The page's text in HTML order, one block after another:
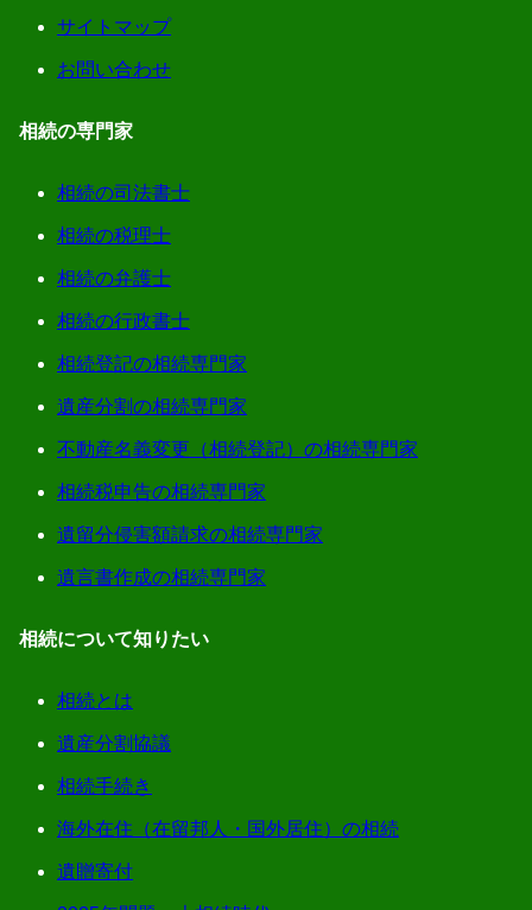
サイトマップ
お問い合わせ
相続の専門家
相続の司法書士
相続の税理士
相続の弁護士
相続の行政書士
相続登記の相続専門家
遺産分割の相続専門家
不動産名義変更（相続登記）の相続専門家
相続税申告の相続専門家
遺留分侵害額請求の相続専門家
遺言書作成の相続専門家
相続について知りたい
相続とは
遺産分割協議
相続手続き
海外在住（在留邦人・国外居住）の相続
遺贈寄付